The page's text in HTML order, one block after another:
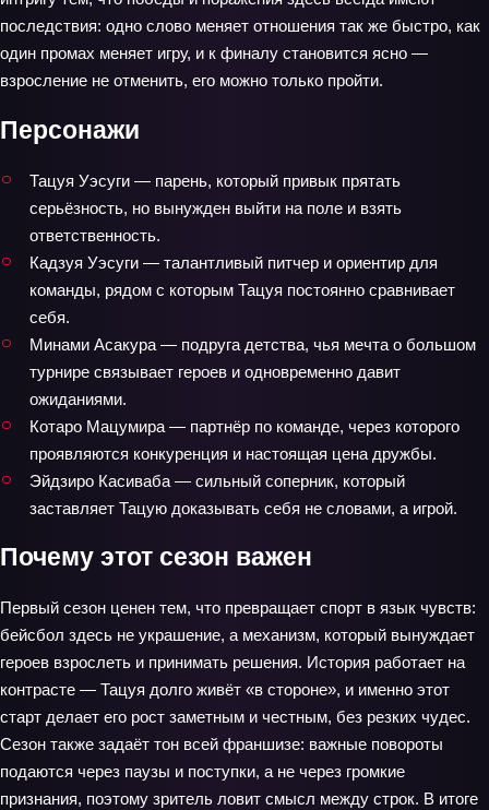
последствия: одно слово меняет отношения так же быстро, как
один промах меняет игру, и к финалу становится ясно —
взросление не отменить, его можно только пройти.
Персонажи
Тацуя Уэсуги — парень, который привык прятать
серьёзность, но вынужден выйти на поле и взять
ответственность.
Кадзуя Уэсуги — талантливый питчер и ориентир для
команды, рядом с которым Тацуя постоянно сравнивает
себя.
Минами Асакура — подруга детства, чья мечта о большом
турнире связывает героев и одновременно давит
ожиданиями.
Котаро Мацумира — партнёр по команде, через которого
проявляются конкуренция и настоящая цена дружбы.
Эйдзиро Касиваба — сильный соперник, который
заставляет Тацую доказывать себя не словами, а игрой.
Почему этот сезон важен
Первый сезон ценен тем, что превращает спорт в язык чувств:
бейсбол здесь не украшение, а механизм, который вынуждает
героев взрослеть и принимать решения. История работает на
контрасте — Тацуя долго живёт «в стороне», и именно этот
старт делает его рост заметным и честным, без резких чудес.
Сезон также задаёт тон всей франшизе: важные повороты
подаются через паузы и поступки, а не через громкие
признания, поэтому зритель ловит смысл между строк. В итоге